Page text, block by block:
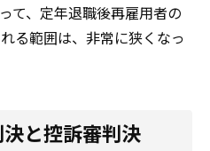
て、定年退職後再雇用者の
る範囲は、非常に狭くなっ
と控訴審判決